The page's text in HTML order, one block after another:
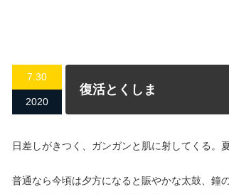
7.30
2020
復活とくしま
日差しがきつく、ガンガンと肌に射してくる。
普通なら今頃は夕方になると賑やかな太鼓、鐘